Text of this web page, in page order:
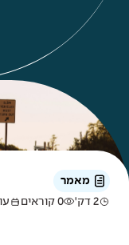
מאמר
2 דק'
0 קוראים